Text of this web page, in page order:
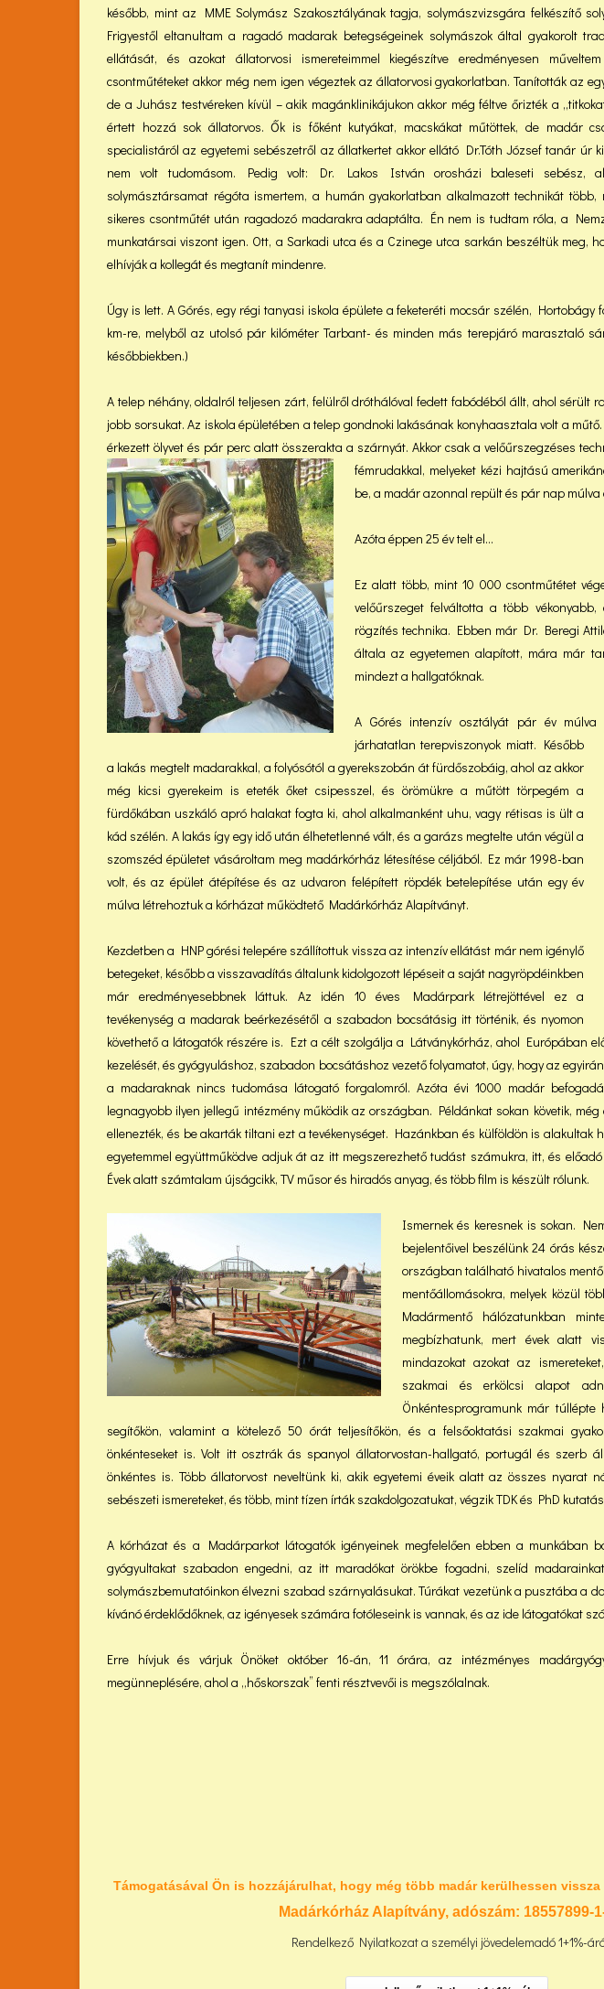
később, mint az MME Solymász Szakosztályának tagja, solymászvizsgára felkészítő
Frigyestől eltanultam a ragadó madarak betegségeinek solymászok által gyakorolt
ellátását, és azokat állatorvosi ismereteimmel kiegészítve eredményesen
csontműtéteket akkor még nem igen végeztek az állatorvosi gyakorlatban. Tanították az
de a Juhász testvéreken kívül – akik magánklinikájukon akkor még féltve őrizték a
értett hozzá sok állatorvos. Ők is főként kutyákat, macskákat műtöttek, de madár
specialistáról az egyetemi sebészetről az állatkertet akkor ellátó Dr.Tóth József tanár úr
nem volt tudomásom. Pedig volt: Dr. Lakos István orosházi baleseti sebész,
solymásztársamat régóta ismertem, a humán gyakorlatban alkalmazott technikát több,
sikeres csontműtét után ragadozó madarakra adaptálta. Én nem is tudtam róla, a
munkatársai viszont igen. Ott, a Sarkadi utca és a Czinege utca sarkán beszéltük meg,
elhívják a kollegát és megtanít mindenre.
Úgy is lett. A Górés, egy régi tanyasi iskola épülete a feketeréti mocsár szélén, Hortobágy
km-re, melyből az utolsó pár kilóméter Tarbant- és minden más terepjáró marasztaló
későbbiekben.)
A telep néhány, oldalról teljesen zárt, felülről dróthálóval fedett fabódéból állt, ahol sérült
jobb sorsukat. Az iskola épületében a telep gondnoki lakásának konyhaasztala volt a
érkezett ölyvet és pár perc alatt összerakta a szárnyát. Akkor csak a velőűrszegzéses
fémrudakkal, melyeket kézi hajtású
be, a madár azonnal repült és pár nap múlva
Azóta éppen 25 év telt el…
Ez alatt több, mint 10 000 csontműtétet
velőűrszeget felváltotta a több
rögzítés technika. Ebben már Dr. Beregi
általa az egyetemen alapított, mára már
mindezt a hallgatóknak.
A Górés intenzív osztályát pár év múlva
járhatatlan terepviszonyok miatt. Később
a lakás megtelt madarakkal, a folyósótól a gyerekszobán át fürdőszobáig, ahol az akkor
még kicsi gyerekeim is eteték őket csipesszel, és örömükre a műtött törpegém a
fürdőkában uszkáló apró halakat fogta ki, ahol alkalmanként uhu, vagy rétisas is ült a
kád szélén. A lakás így egy idő után élhetetlenné vált, és a garázs megtelte után végül a
szomszéd épületet vásároltam meg madárkórház létesítése céljából. Ez már 1998-ban
volt, és az épület átépítése és az udvaron felépített röpdék betelepítése után egy év
múlva létrehoztuk a kórházat működtető Madárkórház Alapítványt.
Kezdetben a HNP górési telepére szállítottuk vissza az intenzív ellátást már nem igénylő
betegeket, később a visszavadítás általunk kidolgozott lépéseit a saját nagyröpdéinkben
már eredményesebbnek láttuk. Az idén 10 éves Madárpark létrejöttével ez a
tevékenység a madarak beérkezésétől a szabadon bocsátásig itt történik, és nyomon
követhető a látogatók részére is. Ezt a célt szolgálja a Látványkórház, ahol Európában
kezelését, és gyógyuláshoz, szabadon bocsátáshoz vezető folyamatot, úgy, hogy az
a madaraknak nincs tudomása látogató forgalomról. Azóta évi 1000 madár
legnagyobb ilyen jellegű intézmény működik az országban. Példánkat sokan követik,
ellenezték, és be akarták tiltani ezt a tevékenységet. Hazánkban és külföldön is alakultak
egyetemmel együttműködve adjuk át az itt megszerezhető tudást számukra, itt, és
Évek alatt számtalam újságcikk, TV műsor és hiradós anyag, és több film is készült rólunk.
Ismernek és keresnek is sokan.
bejelentőivel beszélünk 24 órás
országban található hivatalos
mentőállomásokra, melyek közül
Madármentő hálózatunkban
megbízhatunk, mert évek alatt
mindazokat azokat az
szakmai és erkölcsi alapot
Önkéntesprogramunk már
segítőkön, valamint a kötelező 50 órát teljesítőkön, és a felsőoktatási szakmai
önkénteseket is. Volt itt osztrák ás spanyol állatorvostan-hallgató, portugál és szerb
önkéntes is. Több állatorvost neveltünk ki, akik egyetemi éveik alatt az összes nyarat
sebészeti ismereteket, és több, mint tízen írták szakdolgozatukat, végzik TDK és PhD
A kórházat és a Madárparkot látogatók igényeinek megfelelően ebben a munkában
gyógyultakat szabadon engedni, az itt maradókat örökbe fogadni, szelíd
solymászbemutatóinkon élvezni szabad szárnyalásukat. Túrákat vezetünk a pusztába a
kívánó érdeklődőknek, az igényesek számára fotóleseink is vannak, és az ide látogatókat
Erre hívjuk és várjuk Önöket október 16-án, 11 órára, az intézményes
megünneplésére, ahol a „hőskorszak” fenti résztvevői is megszólalnak.
Támogatásával Ön is hozzájárulhat, hogy még több madár kerülhessen
Madárkórház Alapítvány, adószám: 18557899-
Rendelkező Nyilatkozat a személyi jövedelemadó 1+1%-